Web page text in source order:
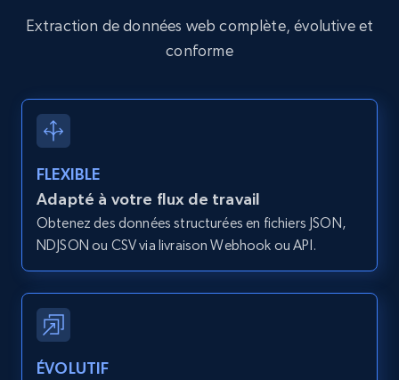
Discover by custom filters - location, home
type and status
IsListingClaimedByCurrentSignedInUser,
IsCurrentSignedInAgentResponsible, Bedrooms,
and more.
12K+ 1.3K+ Essai gratuit
Extraction de données web complète, évolutive et
conforme
FLEXIBLE
Adapté à votre flux de travail
Obtenez des données structurées en fichiers JSON,
NDJSON ou CSV via livraison Webhook ou API.
ÉVOLUTIF